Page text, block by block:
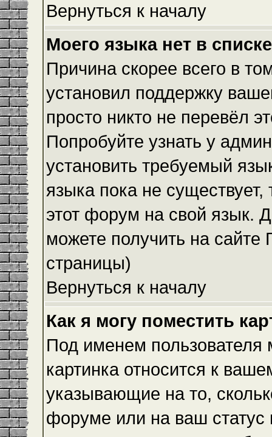
Вернуться к началу
Моего языка нет в
Причина скорее всего в
установил поддержку
просто никто не перевёл
Попробуйте узнать у
установить требуемый
языка пока не
этот форум на свой язык.
можете получить на сайте
страницы)
Вернуться к началу
Как я могу поместить
Под именем пользователя
картинка относится к
указывающие на то,
форуме или на ваш